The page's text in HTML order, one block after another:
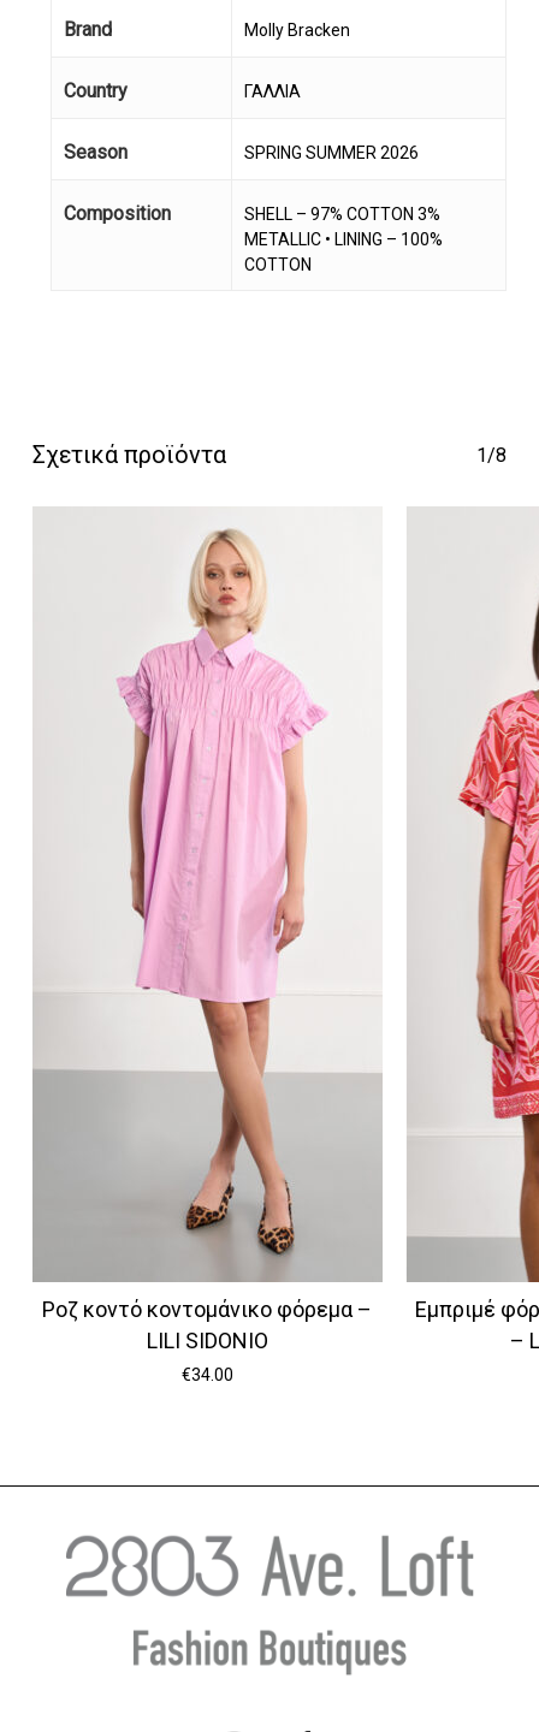
Κανένα προϊόν στο
Brand Molly Bracken
Country ΓΑΛΛΙΑ
Season SPRING SUMMER 2026
Composition
SHELL – 97% COTTON 3%
METALLIC • LINING – 100%
COTTON
Σχετικά προϊόντα 1/8
Ροζ κοντό κοντομάνικο φόρεμα –
LILI SIDONIO
€34.00
Εμπριμέ
–